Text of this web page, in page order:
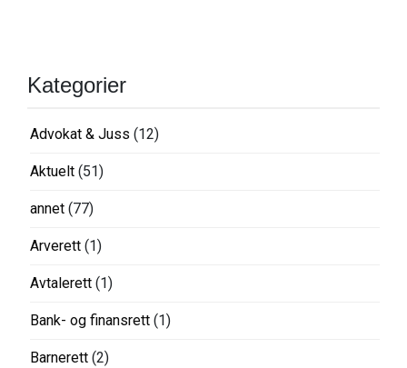
Kategorier
Advokat & Juss (12)
Aktuelt (51)
annet (77)
Arverett (1)
Avtalerett (1)
Bank- og finansrett (1)
Barnerett (2)